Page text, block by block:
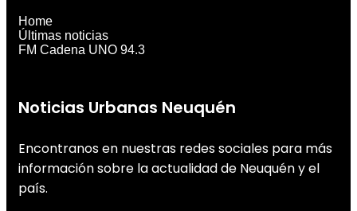
Noticias Urbanas Neuquén
Encontranos en nuestras redes sociales para más
información sobre la actualidad de Neuquén y el
país.
Home
Últimas noticias
FM Cadena UNO 94.3